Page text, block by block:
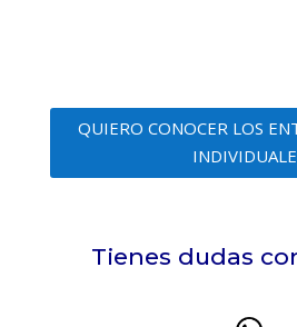
QUIERO CONOCER LOS
Tienes dudas